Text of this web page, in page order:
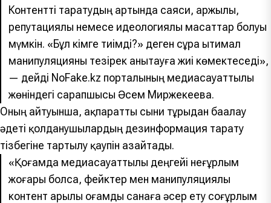
Контентті таратудың артында саяси, қаржылық,
репутациялық немесе идеологиялық мақсаттар болуы
мүмкін. «Бұл кімге тиімді?» деген сұрақ ықтимал
манипуляцияны тезірек анықтауға жиі көмектеседі»,
— дейді NoFake.kz порталының медиасауаттылық
жөніндегі сарапшысы Әсем Миржекеева.
Оның айтуынша, ақпаратты сыни тұрғыдан бағалау
әдеті қолданушылардың дезинформация тарату
тізбегіне тартылу қаупін азайтады.
«Қоғамда медиасауаттылық деңгейі неғұрлым
жоғары болса, фейктер мен манипуляциялық
контент арқылы қоғамдық санаға әсер ету соғұрлым